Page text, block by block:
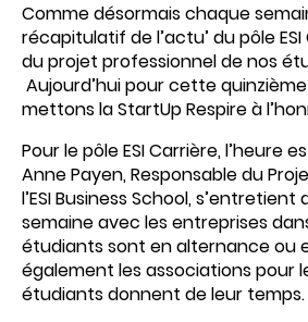
Comme désormais chaque
récapitulatif de l’actu’ du pôle
du projet professionnel de nos
Aujourd’hui pour cette
mettons la StartUp Respire à
Pour le pôle ESI Carrière, l’heure
Anne Payen, Responsable du
l’ESI Business School, s’entretient
semaine avec les entreprises
étudiants sont en alternance ou
également les associations pour
étudiants donnent de leur temps.